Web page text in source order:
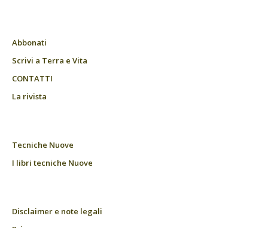
Abbonati
Scrivi a Terra e Vita
CONTATTI
La rivista
Tecniche Nuove
I libri tecniche Nuove
Disclaimer e note legali